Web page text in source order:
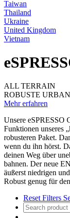
Taiwan
Thailand
Ukraine
United Kingdom
Vietnam
ALL TERRAIN
ROBUSTE
Mehr erfahren
Unsere eSPRESSO
Funktionen unseres
robusteren Paket.
wenn du ihn hörst.
deinen Weg über
bahnen. Der neue
äußerst niedrigen
Robust genug für
Reset Filters